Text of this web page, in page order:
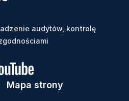
audytów, kontrolę
Mapa strony